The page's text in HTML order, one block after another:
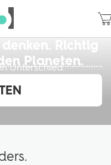
Richtig
Planeten.
Unterschied.